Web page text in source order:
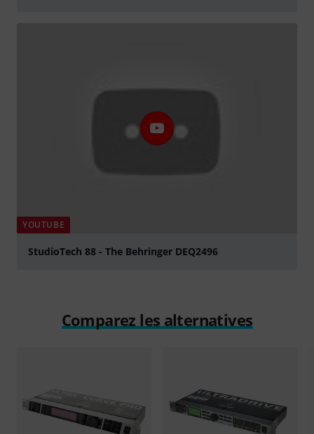
YOUTUBE
StudioTech 88 - The Behringer DEQ2496
Comparez les alternatives